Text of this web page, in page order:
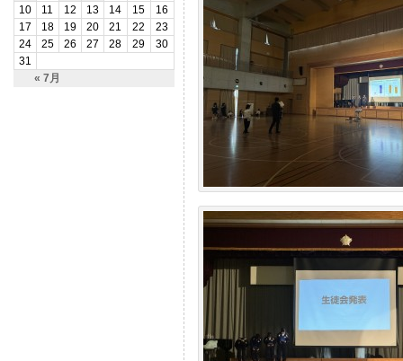
« 7月
10
11 12 13 14 15
16
17
18 19 20 21 22
23
24
25 26 27 28 29
30
31